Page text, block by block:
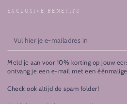
EXCLUSIVE BENEFITS
Vul
hier
je
e-
Meld je aan voor 10% korting op jouw
ontvang je een e-mail met een
Check ook altijd de spam folder!